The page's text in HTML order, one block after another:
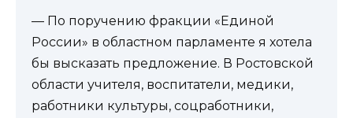
— По поручению фракции «Единой
России» в областном парламенте я хотела
бы высказать предложение. В Ростовской
области учителя, воспитатели, медики,
работники культуры, соцработники,